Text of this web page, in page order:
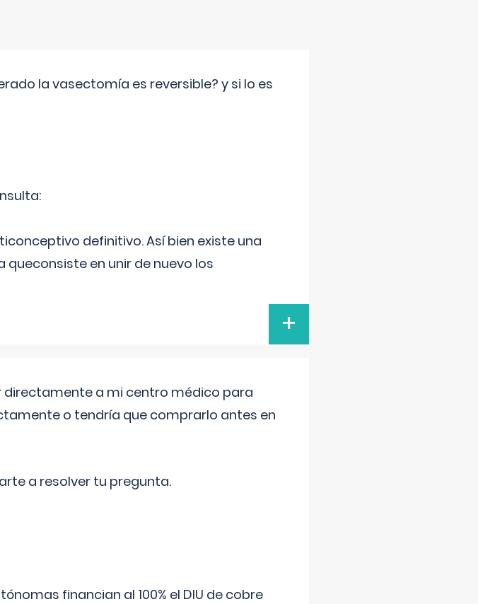
la vasectomía es reversible? y si lo es
definitivo. Así bien existe una
en unir de nuevo los
+
directamente a mi centro médico para
o tendría que comprarlo antes en
a resolver tu pregunta.
financian al 100% el DIU de cobre